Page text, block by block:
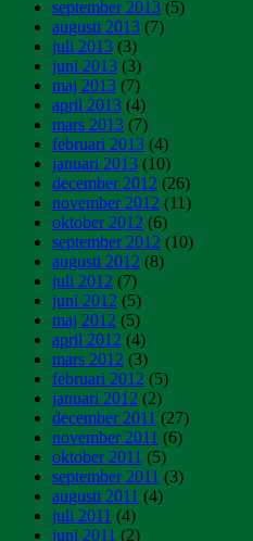
september 2013 (5)
augusti 2013 (7)
juli 2013 (3)
juni 2013 (3)
maj 2013 (7)
april 2013 (4)
mars 2013 (7)
februari 2013 (4)
januari 2013 (10)
december 2012 (26)
november 2012 (11)
oktober 2012 (6)
september 2012 (10)
augusti 2012 (8)
juli 2012 (7)
juni 2012 (5)
maj 2012 (5)
april 2012 (4)
mars 2012 (3)
februari 2012 (5)
januari 2012 (2)
december 2011 (27)
november 2011 (6)
oktober 2011 (5)
september 2011 (3)
augusti 2011 (4)
juli 2011 (4)
juni 2011 (2)